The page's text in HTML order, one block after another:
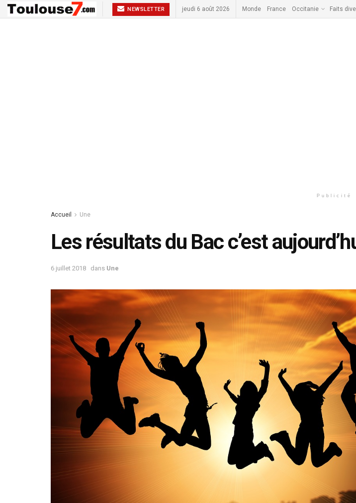
NEWSLETTER jeudi 6 août 2026 Monde France Occitanie Faits
Publicité
Accueil Une
Les résultats du Bac c’est
6 juillet 2018 dans Une